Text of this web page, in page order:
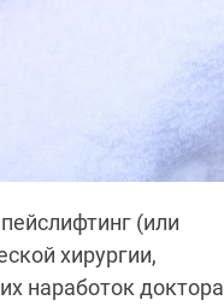
(или
хирургии,
наработок доктора